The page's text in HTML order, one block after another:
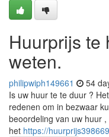
Huurprijs te
weten.
philipwiph149661 54
Is uw huur te te duur ?
redenen om in bezwaar
beoordeling van uw huur
het https://